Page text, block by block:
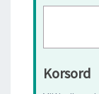
Korsord